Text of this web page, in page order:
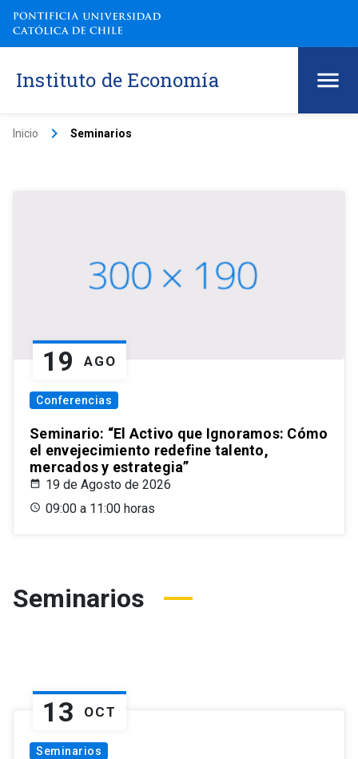
Instituto de Economía
Inicio keyboard_arrow_right Seminarios
19 AGO
Conferencias
Seminario: “El Activo que Ignoramos: Cómo
el envejecimiento redefine talento,
mercados y estrategia”
19 de Agosto de 2026
09:00 a 11:00 horas
Seminarios
13 OCT
Seminarios